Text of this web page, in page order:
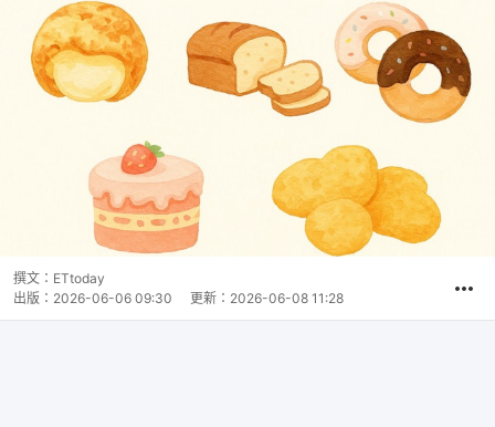
撰文： ETtoday
出版： 2026-06-06 09:30 更新： 2026-06-08 11:28